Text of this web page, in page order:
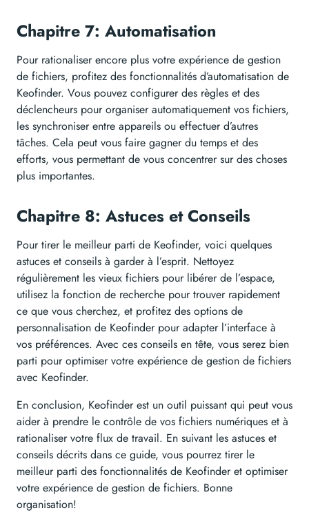
Chapitre 7: Automatisation
Pour rationaliser encore plus votre expérience de gestion
de fichiers, profitez des fonctionnalités d’automatisation de
Keofinder. Vous pouvez configurer des règles et des
déclencheurs pour organiser automatiquement vos fichiers,
les synchroniser entre appareils ou effectuer d’autres
tâches. Cela peut vous faire gagner du temps et des
efforts, vous permettant de vous concentrer sur des choses
plus importantes.
Chapitre 8: Astuces et Conseils
Pour tirer le meilleur parti de Keofinder, voici quelques
astuces et conseils à garder à l’esprit. Nettoyez
régulièrement les vieux fichiers pour libérer de l’espace,
utilisez la fonction de recherche pour trouver rapidement
ce que vous cherchez, et profitez des options de
personnalisation de Keofinder pour adapter l’interface à
vos préférences. Avec ces conseils en tête, vous serez bien
parti pour optimiser votre expérience de gestion de fichiers
avec Keofinder.
En conclusion, Keofinder est un outil puissant qui peut vous
aider à prendre le contrôle de vos fichiers numériques et à
rationaliser votre flux de travail. En suivant les astuces et
conseils décrits dans ce guide, vous pourrez tirer le
meilleur parti des fonctionnalités de Keofinder et optimiser
votre expérience de gestion de fichiers. Bonne
organisation!